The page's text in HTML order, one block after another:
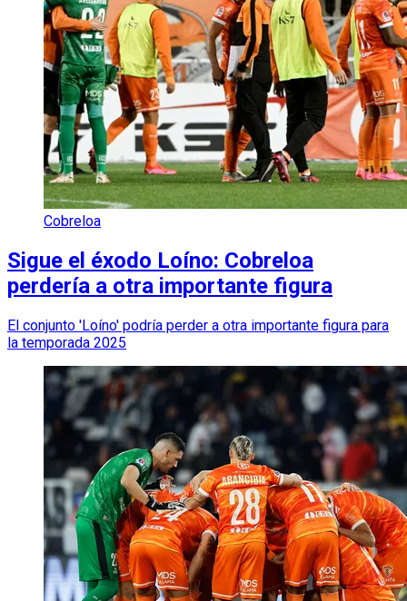
Cobreloa
Sigue el éxodo Loíno: Cobreloa
perdería a otra importante figura
El conjunto 'Loíno' podría perder a otra importante figura para
la temporada 2025